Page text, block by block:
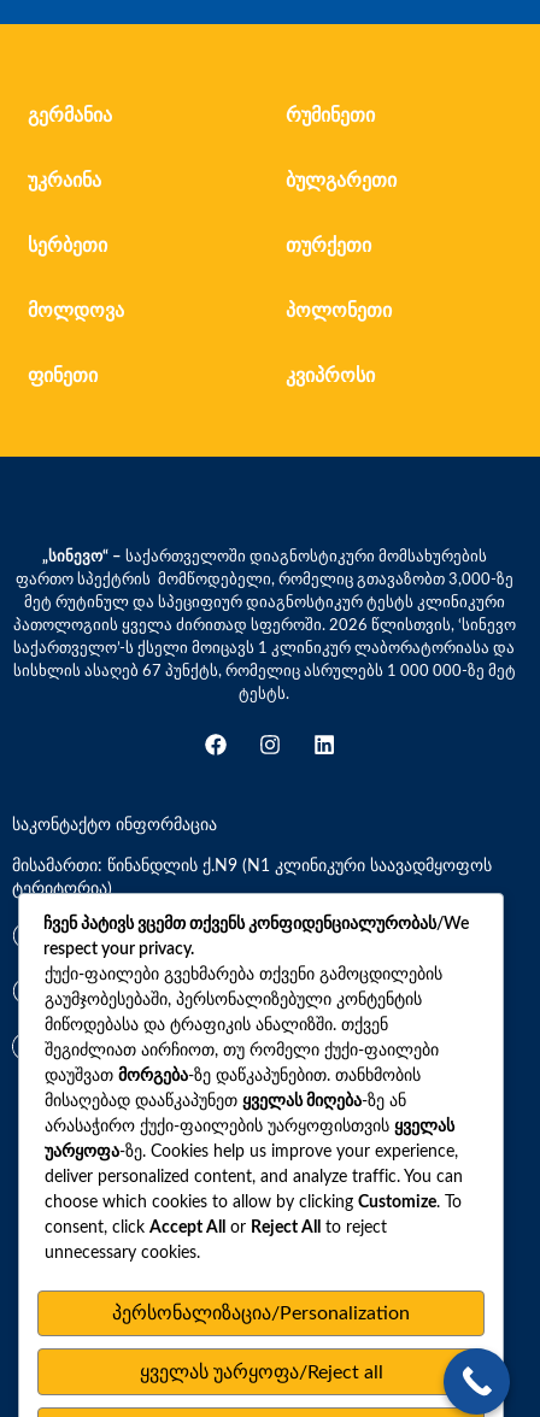
გერმანია რუმინეთი
უკრაინა ბულგარეთი
სერბეთი თურქეთი
მოლდოვა პოლონეთი
ფინეთი კვიპროსი
„სინევო“ – საქართველოში დიაგნოსტიკური მომსახურების
ფართო სპექტრის მომწოდებელი, რომელიც გთავაზობთ 3,000-ზე
მეტ რუტინულ და სპეციფიურ დიაგნოსტიკურ ტესტს კლინიკური
პათოლოგიის ყველა ძირითად სფეროში. 2026 წლისთვის, ‘სინევო
საქართველო’-ს ქსელი მოიცავს 1 კლინიკურ ლაბორატორიასა და
სისხლის ასაღებ 67 პუნქტს, რომელიც ასრულებს 1 000 000-ზე მეტ
ტესტს.
საკონტაქტო ინფორმაცია
მისამართი: წინანდლის ქ.N9 (N1 კლინიკური საავადმყოფოს
ტერიტორია)
*7770
+(995)32 2 800 111
info@synevo.ge
2021 – 2026 © სინევო. ყველა უფლება დაცულია
ყველა ანალიზი
ჩვენი აქციები და პროფილები
როგორ მოვემზადოთ ტესტების ჩასაბარებლად
ლაბორატორიული ცენტრები
სარედაქციო პოლიტიკა
ჩვენ პატივს ვცემთ თქვენს კონფიდენციალურობას/We
respect your privacy.
ქუქი-ფაილები გვეხმარება თქვენი გამოცდილების
გაუმჯობესებაში, პერსონალიზებული კონტენტის
მიწოდებასა და ტრაფიკის ანალიზში. თქვენ
შეგიძლიათ აირჩიოთ, თუ რომელი ქუქი-ფაილები
დაუშვათ მორგება-ზე დაწკაპუნებით. თანხმობის
მისაღებად დააწკაპუნეთ ყველას მიღება-ზე ან
არასაჭირო ქუქი-ფაილების უარყოფისთვის ყველას
უარყოფა-ზე. Cookies help us improve your experience,
deliver personalized content, and analyze traffic. You can
choose which cookies to allow by clicking Customize. To
consent, click Accept All or Reject All
to reject
unnecessary cookies.
პერსონალიზაცია/Personalization
ყველას უარყოფა/Reject all